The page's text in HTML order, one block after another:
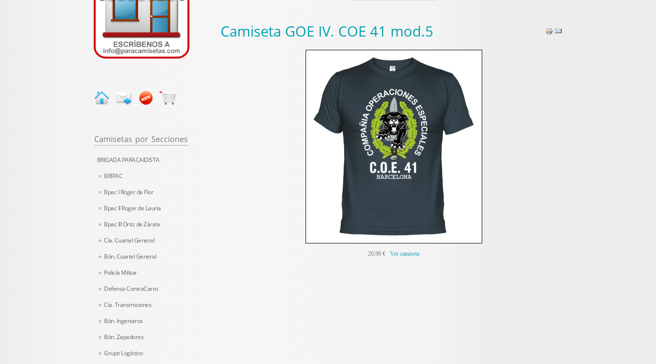
Camisetas por Secciones
BRIGADA PARACAIDISTA
BRIPAC
Bpac I Roger de Flor
Bpac II Roger de Lauria
Bpac III Ortiz de Zárate
Cía. Cuartel General
Bón. Cuartel General
Policía Militar
Defensa ContraCarro
Cía. Transmisiones
Bón. Ingenieros
Bón. Zapadores
Grupo Logístico
Camiseta GOE IV. COE 41 mod.5
20,90 €Ver camiseta